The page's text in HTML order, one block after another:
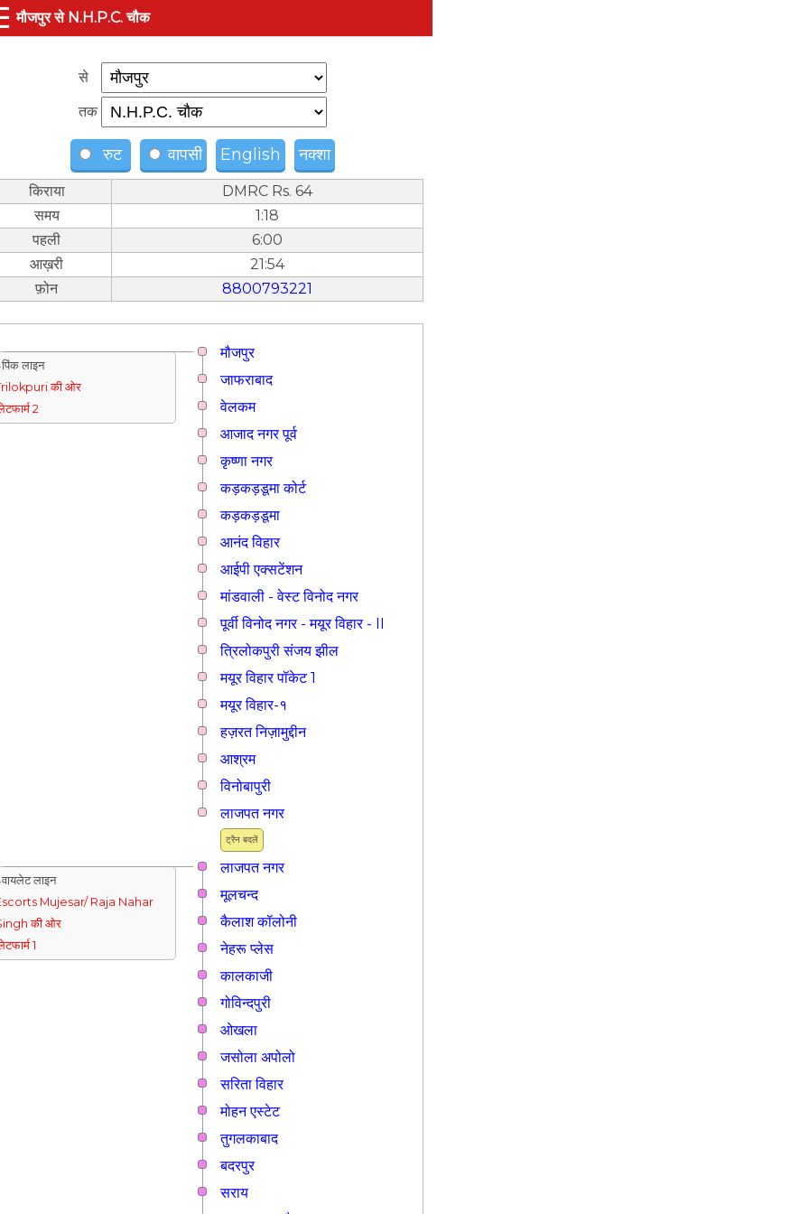
मौजपुर से N.H.P.C. चौक
से
तक
रुट वापसी English नक्शा
किराया
DMRC Rs. 64
समय
1:18
पहली
6:00
आख़री
21:54
फ़ोन
8800793221
मौजपुर
लाइन
की ओर
2
जाफराबाद
वेलकम
आजाद नगर पूर्व
कृष्णा नगर
कड़कड़डूमा कोर्ट
कड़कड़डूमा
आनंद विहार
आईपी एक्सटेंशन
मांडवाली - वेस्ट विनोद नगर
पूर्वी विनोद नगर - मयूर विहार - II
त्रिलोकपुरी संजय झील
मयूर विहार पॉकेट 1
मयूर विहार-१
हज़रत निज़ामुद्दीन
आश्रम
विनोबापुरी
ट्रैन बदलें
लाजपत नगर
लाजपत नगर
लाइन
Mujesar/ Raja Nahar
की ओर
1
मूलचन्द
कैलाश कॉलोनी
नेहरू प्लेस
कालकाजी
गोविन्दपुरी
ओखला
जसोला अपोलो
सरिता विहार
मोहन एस्टेट
तुगलकाबाद
बदरपुर
सराय